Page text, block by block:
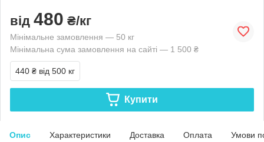
від 480 ₴/кг
Мінімальне замовлення — 50 кг
Мінімальна сума замовлення на сайті — 1 500 ₴
440 ₴ від 500 кг
Купити
Опис Характеристики Доставка Оплата Умови